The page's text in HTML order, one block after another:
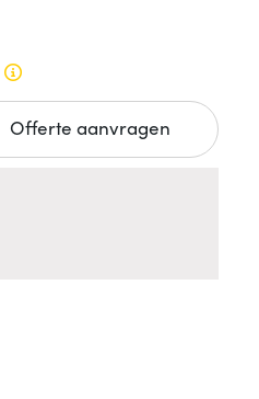
Offerte aanvragen